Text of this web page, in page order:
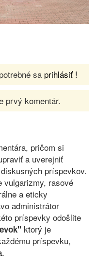
sa prihlásiť!
prvý komentár.
pričom si
a uverejniť
príspevkov.
vulgarizmy, rasové
a eticky
administrátor
príspevky odošlite
ktorý je
príspevku,